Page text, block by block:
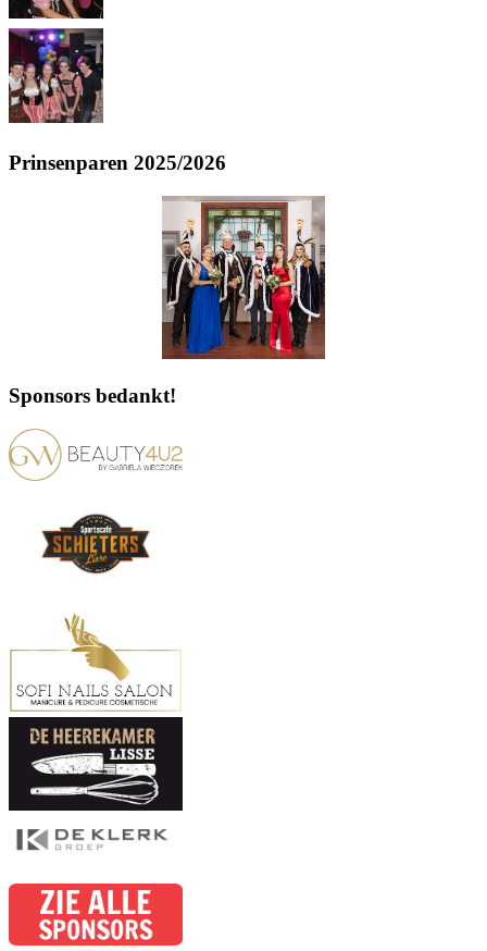
Prinsenparen 2025/2026
Sponsors bedankt!